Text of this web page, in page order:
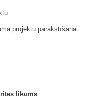
projektu parakstīšanai.
likums